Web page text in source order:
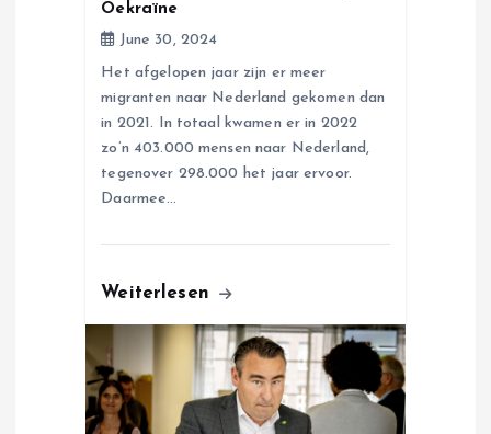
Oekraïne
June 30, 2024
Het afgelopen jaar zijn er meer
migranten naar Nederland gekomen dan
in 2021. In totaal kwamen er in 2022
zo’n 403.000 mensen naar Nederland,
tegenover 298.000 het jaar ervoor.
Daarmee…
Weiterlesen